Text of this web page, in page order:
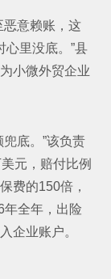
恶意赖账，这
心里没底。”县
小微外贸企业
底。”该负责
元，赔付比例
费的150倍，
年全年，出险
企业账户。